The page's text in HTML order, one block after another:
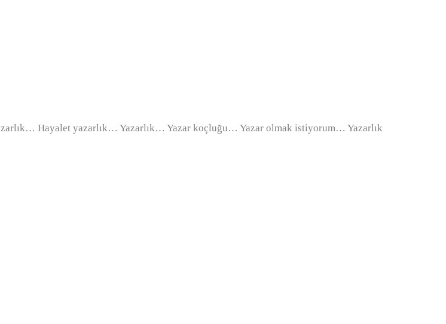
Hayalet yazarlık… Yazarlık… Yazar koçluğu… Yazar olmak istiyorum… Yazarlık